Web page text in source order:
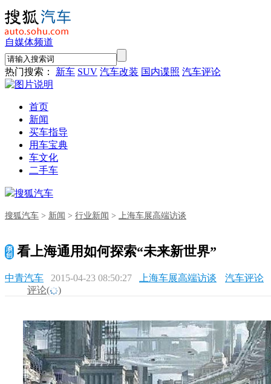
自媒体频道
热门搜索： 新车 SUV 汽车改装 国内谍照 汽车评论
首页
新闻
买车指导
用车宝典
车文化
二手车
搜狐汽车
搜狐汽车 > 新闻 > 行业新闻 > 上海车展高端访谈
看上海通用如何探索“未来新世界”
中青汽车 2015-04-23 08:50:27 上海车展高端访谈
汽车评论
评论(
)